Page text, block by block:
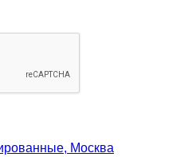
Москва